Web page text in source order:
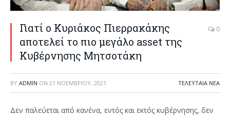
Γιατί ο Κυριάκος Πιερρακάκης
αποτελεί το πιο μεγάλο asset της
Κυβέρνησης Μητσοτάκη
0
BY ADMIN ON 21 ΝΟΕΜΒΡΊΟΥ, 2021 ΤΕΛΕΥΤΑΙΑ ΝΕΑ
Δεν παλεύεται από κανένα, εντός και εκτός κυβέρνησης, δεν